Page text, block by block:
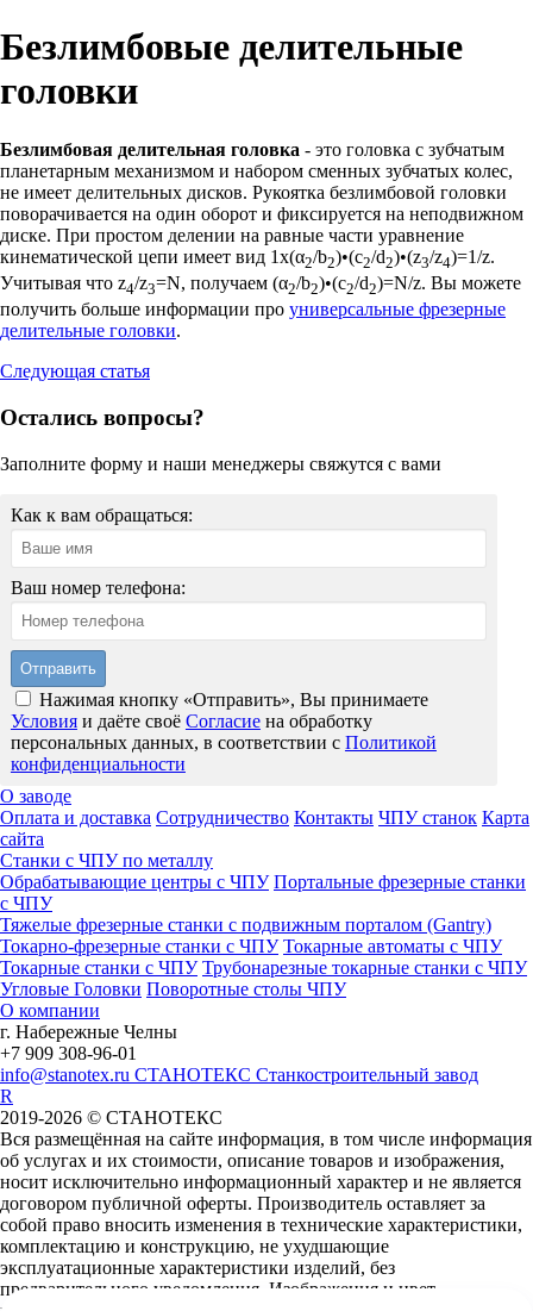
Безлимбовые делительные
головки
Безлимбовая делительная головка - это головка с зубчатым
планетарным механизмом и набором сменных зубчатых колес,
не имеет делительных дисков. Рукоятка безлимбовой головки
поворачивается на один оборот и фиксируется на неподвижном
диске. При простом делении на равные части уравнение
кинематической цепи имеет вид 1х(α2/b2)•(c2/d2)•(z3/z4)=1/z.
Учитывая что z4/z3=N, получаем (α2/b2)•(c2/d2)=N/z. Вы можете
получить больше информации про универсальные фрезерные
делительные головки.
Следующая статья
Остались вопросы?
Заполните форму и наши менеджеры свяжутся с вами
Как к вам обращаться:
Ваш номер телефона:
Нажимая кнопку «Отправить», Вы принимаете
Условияи даёте своё Согласиена обработку
персональных данных, в соответствии с Политикой
конфиденциальности
О заводе
Оплата и доставка Сотрудничество Контакты ЧПУ станок Карта
сайта
Станки с ЧПУ по металлу
Обрабатывающие центры с ЧПУ Портальные фрезерные станки
с ЧПУ
Тяжелые фрезерные станки с подвижным порталом (Gantry)
Токарно-фрезерные станки с ЧПУ Токарные автоматы с ЧПУ
Токарные станки с ЧПУ Трубонарезные токарные станки с ЧПУ
Угловые Головки Поворотные столы ЧПУ
О компании
г. Набережные Челны
+7 909 308-96-01
info@stanotex.ru СТАНОТЕКС Станкостроительный завод
R
2019-2026 © СТАНОТЕКС
Вся размещённая на сайте информация, в том числе информация
об услугах и их стоимости, описание товаров и изображения,
носит исключительно информационный характер и не является
договором публичной оферты. Производитель оставляет за
собой право вносить изменения в технические характеристики,
комплектацию и конструкцию, не ухудшающие
эксплуатационные характеристики изделий, без
предварительного уведомления. Изображения и цвет